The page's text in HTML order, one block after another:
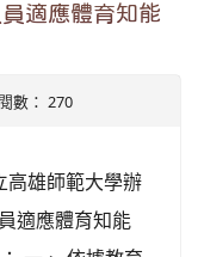
適應體育知能
數： 270
高雄師範大學辦
適應體育知能